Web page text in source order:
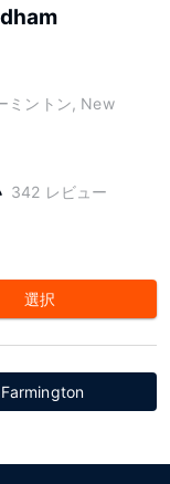
ミントン, New
342 レビュー
選択